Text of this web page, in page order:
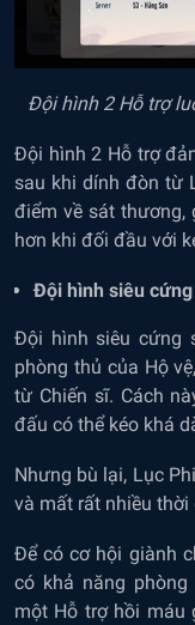
Đội hình 2 Hỗ trợ
Đội hình 2 Hỗ trợ
sau khi dính đòn từ
điểm về sát thương,
hơn khi đối đầu với
Đội hình siêu cứng
Đội hình siêu cứng
phòng thủ của Hộ
từ Chiến sĩ. Cách
đấu có thể kéo khá
Nhưng bù lại, Lục
và mất rất nhiều thời
Để có cơ hội giành
có khả năng
một Hỗ trợ hồi máu